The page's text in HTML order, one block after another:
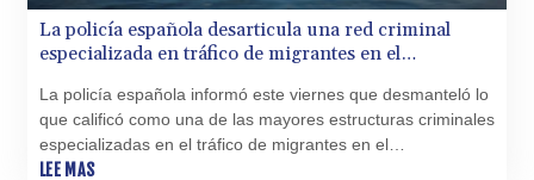
PEN 3.903651
PGK 5.093937
PHP 70.183258
PKR 320.014324
PLN 4.299905
PYG
La policía española desarticula una red criminal
especializada en tráfico de migrantes en el
La policía española informó este viernes que desmanteló lo
que calificó como una de las mayores estructuras criminales
especializadas en el tráfico de migrantes en el
Mediterráneo, en una operación en la que detuvo a 78
LEE MAS